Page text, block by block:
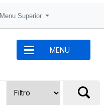
Menu Superior
MENU